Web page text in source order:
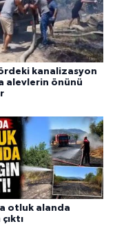
kanalizasyon
alevlerin önünü
otluk alanda